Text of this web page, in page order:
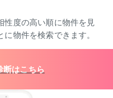
性度の高い順に物件を 見
物件を検索できます。
断はこちら